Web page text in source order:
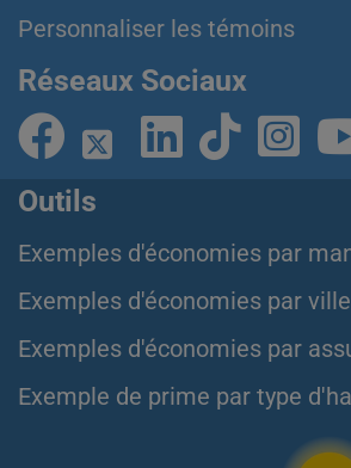
Personnaliser les témoins
Réseaux Sociaux
Outils
Exemples d'économies par
Exemples d'économies par ville
Exemples d'économies par
Exemple de prime par type